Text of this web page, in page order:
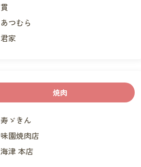
貫
あつむら
君家
焼肉
寿ゞきん
味園焼肉店
海津 本店